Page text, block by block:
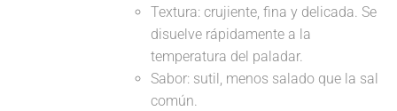
Textura: crujiente, fina y delicada. Se
disuelve rápidamente a la
temperatura del paladar.
Sabor: sutil, menos salado que la sal
común.